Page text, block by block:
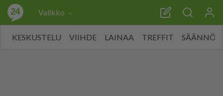
Valikko
KESKUSTELU VIIHDE LAINAA TREFFIT SÄÄNNÖT